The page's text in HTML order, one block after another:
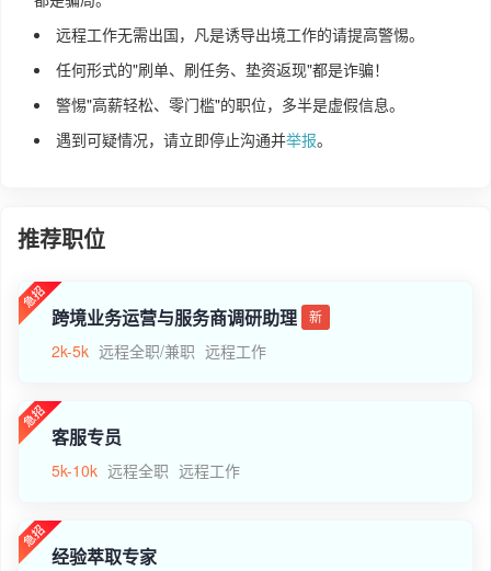
远程工作无需出国，凡是诱导出境工作的请提高警惕。
任何形式的"刷单、刷任务、垫资返现"都是诈骗！
警惕"高薪轻松、零门槛"的职位，多半是虚假信息。
遇到可疑情况，请立即停止沟通并举报。
推荐职位
跨境业务运营与服务商调研助理 新
2k-5k 远程全职/兼职 远程工作
客服专员
5k-10k 远程全职 远程工作
经验萃取专家